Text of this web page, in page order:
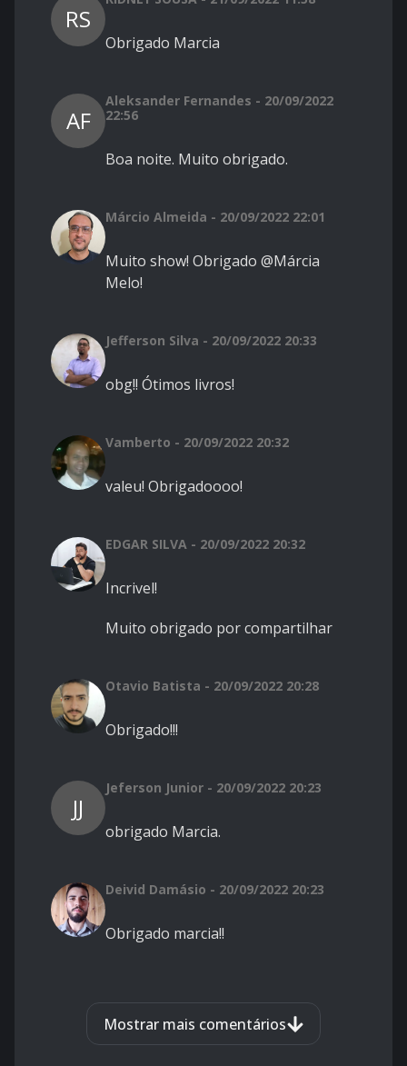
RS
Obrigado Marcia
AF
Aleksander Fernandes - 20/09/2022
22:56
Boa noite. Muito obrigado.
Márcio Almeida - 20/09/2022 22:01
Muito show! Obrigado @Márcia
Melo!
Jefferson Silva - 20/09/2022 20:33
obg!! Ótimos livros!
Vamberto - 20/09/2022 20:32
valeu! Obrigadoooo!
EDGAR SILVA - 20/09/2022 20:32
Incrivel!
Muito obrigado por compartilhar
Otavio Batista - 20/09/2022 20:28
Obrigado!!!
JJ
Jeferson Junior - 20/09/2022 20:23
obrigado Marcia.
Deivid Damásio - 20/09/2022 20:23
Obrigado marcia!!
Mostrar mais comentários